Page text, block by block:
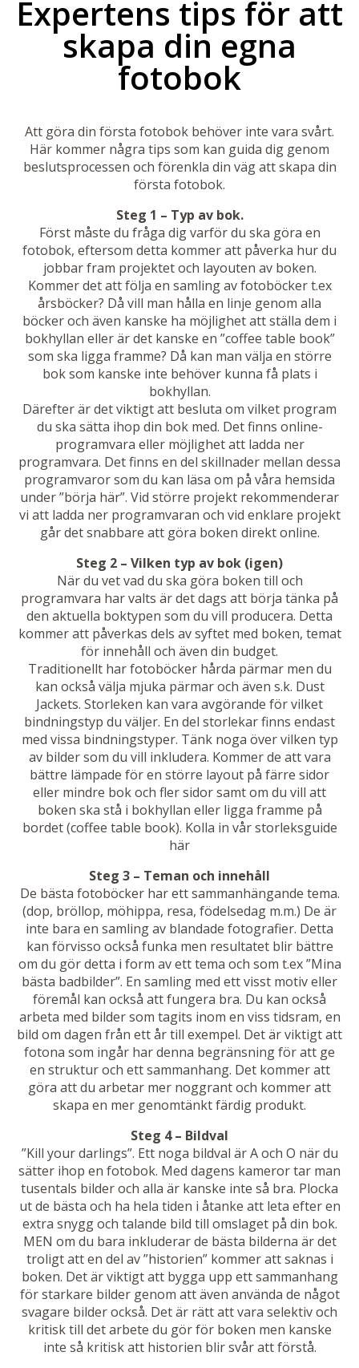
Expertens tips för att
skapa din egna
fotobok
Att göra din första fotobok behöver inte vara svårt.
Här kommer några tips som kan guida dig genom
beslutsprocessen och förenkla din väg att skapa din
första fotobok.
Steg 1 – Typ av bok.
Först måste du fråga dig varför du ska göra en
fotobok, eftersom detta kommer att påverka hur du
jobbar fram projektet och layouten av boken.
Kommer det att följa en samling av fotoböcker t.ex
årsböcker? Då vill man hålla en linje genom alla
böcker och även kanske ha möjlighet att ställa dem i
bokhyllan eller är det kanske en ”coffee table book”
som ska ligga framme? Då kan man välja en större
bok som kanske inte behöver kunna få plats i
bokhyllan.
Därefter är det viktigt att besluta om vilket program
du ska sätta ihop din bok med. Det finns online-
programvara eller möjlighet att ladda ner
programvara. Det finns en del skillnader mellan dessa
programvaror som du kan läsa om på våra hemsida
under ”börja här”. Vid större projekt rekommenderar
vi att ladda ner programvaran och vid enklare projekt
går det snabbare att göra boken direkt online.
Steg 2 – Vilken typ av bok (igen)
När du vet vad du ska göra boken till och
programvara har valts är det dags att börja tänka på
den aktuella boktypen som du vill producera. Detta
kommer att påverkas dels av syftet med boken, temat
för innehåll och även din budget.
Traditionellt har fotoböcker hårda pärmar men du
kan också välja mjuka pärmar och även s.k. Dust
Jackets. Storleken kan vara avgörande för vilket
bindningstyp du väljer. En del storlekar finns endast
med vissa bindningstyper. Tänk noga över vilken typ
av bilder som du vill inkludera. Kommer de att vara
bättre lämpade för en större layout på färre sidor
eller mindre bok och fler sidor samt om du vill att
boken ska stå i bokhyllan eller ligga framme på
bordet (coffee table book). Kolla in vårstorleksguide
här
Steg 3 – Teman och innehåll
De bästa fotoböcker har ett sammanhängande tema.
(dop, bröllop, möhippa, resa, födelsedag m.m.) De är
inte bara en samling av blandade fotografier. Detta
kan förvisso också funka men resultatet blir bättre
om du gör detta i form av ett tema och som t.ex ”Mina
bästa badbilder”. En samling med ett visst motiv eller
föremål kan också att fungera bra. Du kan också
arbeta med bilder som tagits inom en viss tidsram, en
bild om dagen från ett år till exempel. Det är viktigt att
fotona som ingår har denna begränsning för att ge
en struktur och ett sammanhang. Det kommer att
göra att du arbetar mer noggrant och kommer att
skapa en mer genomtänkt färdig produkt.
Steg 4 – Bildval
”Kill your darlings”. Ett noga bildval är A och O när du
sätter ihop en fotobok. Med dagens kameror tar man
tusentals bilder och alla är kanske inte så bra. Plocka
ut de bästa och ha hela tiden i åtanke att leta efter en
extra snygg och talande bild till omslaget på din bok.
MEN om du bara inkluderar de bästa bilderna är det
troligt att en del av ”historien” kommer att saknas i
boken. Det är viktigt att bygga upp ett sammanhang
för starkare bilder genom att även använda de något
svagare bilder också. Det är rätt att vara selektiv och
kritisk till det arbete du gör för boken men kanske
inte så kritisk att historien blir svår att förstå.